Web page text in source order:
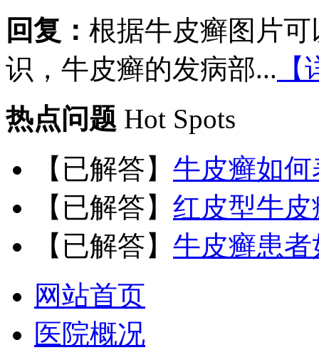
回复： 根据牛皮癣图片
识，牛皮癣的发病部...
热点问题 Hot Spots
【已解答】 牛皮癣如
【已解答】 红皮型牛
【已解答】 牛皮癣患
网站首页
医院概况